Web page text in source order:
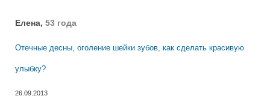
Елена, 53 года
Отечные десны, оголение шейки зубов, как сделать красивую
улыбку?
26.09.2013